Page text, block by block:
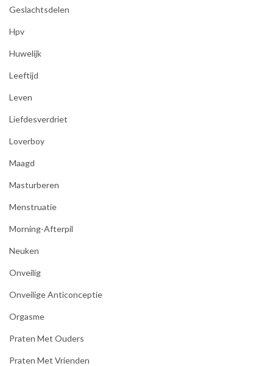
Geslachtsdelen
Hpv
Huwelijk
Leeftijd
Leven
Liefdesverdriet
Loverboy
Maagd
Masturberen
Menstruatie
Morning-Afterpil
Neuken
Onveilig
Onveilige Anticonceptie
Orgasme
Praten Met Ouders
Praten Met Vrienden